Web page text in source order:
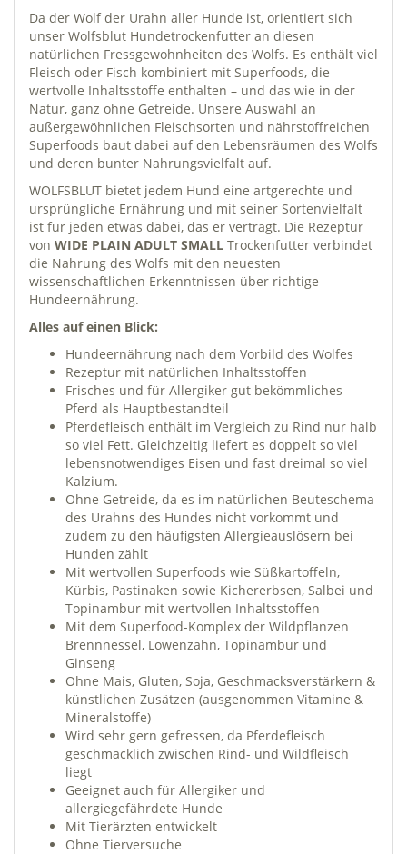
Da der Wolf der Urahn aller Hunde ist, orientiert sich
unser Wolfsblut Hundetrockenfutter an diesen
natürlichen Fressgewohnheiten des Wolfs. Es enthält viel
Fleisch oder Fisch kombiniert mit Superfoods, die
wertvolle Inhaltsstoffe enthalten – und das wie in der
Natur, ganz ohne Getreide. Unsere Auswahl an
außergewöhnlichen Fleischsorten und nährstoffreichen
Superfoods baut dabei auf den Lebensräumen des Wolfs
und deren bunter Nahrungsvielfalt auf.
WOLFSBLUT bietet jedem Hund eine artgerechte und
ursprüngliche Ernährung und mit seiner Sortenvielfalt
ist für jeden etwas dabei, das er verträgt. Die Rezeptur
von WIDE PLAIN ADULT SMALL Trockenfutter verbindet
die Nahrung des Wolfs mit den neuesten
wissenschaftlichen Erkenntnissen über richtige
Hundeernährung.
Alles auf einen Blick:
Hundeernährung nach dem Vorbild des Wolfes
Rezeptur mit natürlichen Inhaltsstoffen
Frisches und für Allergiker gut bekömmliches
Pferd als Hauptbestandteil
Pferdefleisch enthält im Vergleich zu Rind nur halb
so viel Fett. Gleichzeitig liefert es doppelt so viel
lebensnotwendiges Eisen und fast dreimal so viel
Kalzium.
Ohne Getreide, da es im natürlichen Beuteschema
des Urahns des Hundes nicht vorkommt und
zudem zu den häufigsten Allergieauslösern bei
Hunden zählt
Mit wertvollen Superfoods wie Süßkartoffeln,
Kürbis, Pastinaken sowie Kichererbsen, Salbei und
Topinambur mit wertvollen Inhaltsstoffen
Mit dem Superfood-Komplex der Wildpflanzen
Brennnessel, Löwenzahn, Topinambur und
Ginseng
Ohne Mais, Gluten, Soja, Geschmacksverstärkern &
künstlichen Zusätzen (ausgenommen Vitamine &
Mineralstoffe)
Wird sehr gern gefressen, da Pferdefleisch
geschmacklich zwischen Rind- und Wildfleisch
liegt
Geeignet auch für Allergiker und
allergiegefährdete Hunde
Mit Tierärzten entwickelt
Ohne Tierversuche